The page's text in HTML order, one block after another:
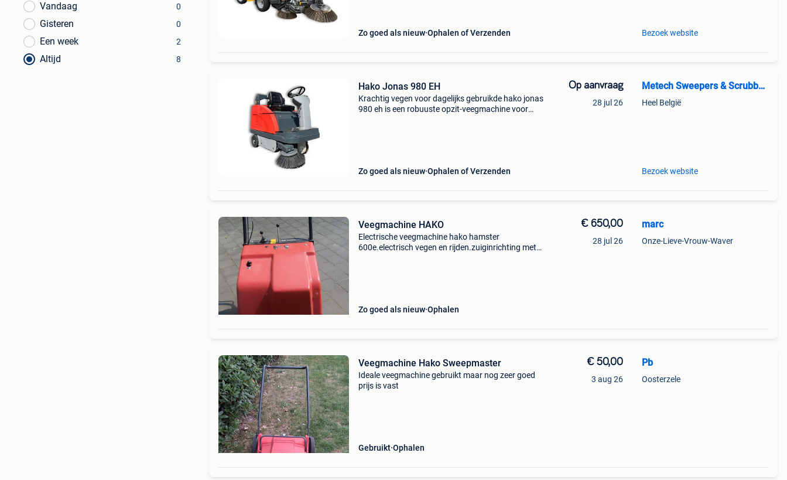
Vandaag
0
Gisteren 0
Een week 2
Altijd 8
Zo goed als nieuw Ophalen of Verzenden Bezoek website
Hako Jonas 980 EH
Krachtig vegen voor dagelijks gebruikde hako jonas
980 eh is een robuuste opzit-veegmachine voor
Zo goed als nieuw Ophalen of Verzenden
Op aanvraag
28 jul 26
Metech Sweepers & Scrubbers
Heel België
Bezoek website
Veegmachine HAKO
Electrische veegmachine hako hamster
600e.electrisch vegen en rijden.zuiginrichting met
Zo goed als nieuw Ophalen
€ 650,00
28 jul 26
marc
Onze-Lieve-Vrouw-Waver
Veegmachine Hako Sweepmaster
Ideale veegmachine gebruikt maar nog zeer goed
prijs is vast
Gebruikt Ophalen
€ 50,00
3 aug 26
Pb
Oosterzele